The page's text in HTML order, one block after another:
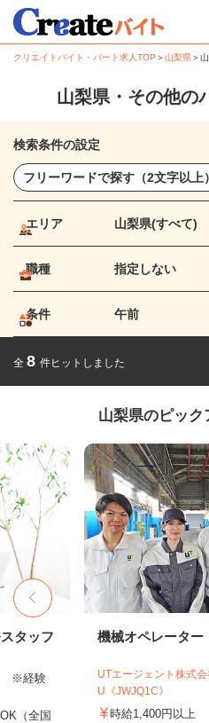
クリエイトバイト・パート求人TOP ＞山梨県＞
山梨県・その他の
検索条件の設定
エリア 山梨県(すべて)
職種 指定しない
条件 午前
全 8 件ヒットしました
山梨県のピック
タッフ
※経験
（全国
機械オペレーター
UTエージェント株式
U《JWJQ1C》
時給1,400円以上